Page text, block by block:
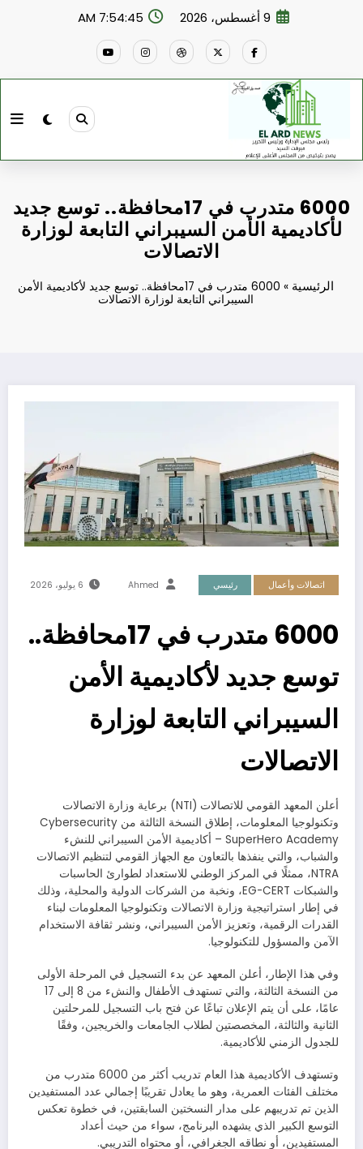
9 أغسطس، 2026 7:54:46 AM
6000 متدرب في 17محافظة.. توسع جديد
لأكاديمية الأمن السيبراني التابعة لوزارة
الاتصالات
الرئيسية »
6000 متدرب في 17محافظة.. توسع جديد لأكاديمية الأمن
السيبراني التابعة لوزارة الاتصالات
اتصالات وأعمال رئيسي Ahmed 6 يوليو، 2026
6000 متدرب في 17محافظة..
توسع جديد لأكاديمية الأمن
السيبراني التابعة لوزارة
الاتصالات
أعلن المعهد القومي للاتصالات (NTI) برعاية وزارة الاتصالات
وتكنولوجيا المعلومات، إطلاق النسخة الثالثة من Cybersecurity
SuperHero Academy – أكاديمية الأمن السيبراني للنشء
والشباب، والتي ينفذها بالتعاون مع الجهاز القومي لتنظيم الاتصالات
NTRA، ممثلًا في المركز الوطني للاستعداد لطوارئ الحاسبات
والشبكات EG-CERT، ونخبة من الشركات الدولية والمحلية، وذلك
في إطار استراتيجية وزارة الاتصالات وتكنولوجيا المعلومات لبناء
القدرات الرقمية، وتعزيز الأمن السيبراني، ونشر ثقافة الاستخدام
الآمن والمسؤول للتكنولوجيا.
وفي هذا الإطار، أعلن المعهد عن بدء التسجيل في المرحلة الأولى
من النسخة الثالثة، والتي تستهدف الأطفال والنشء من 8 إلى 17
عامًا، على أن يتم الإعلان تباعًا عن فتح باب التسجيل للمرحلتين
الثانية والثالثة، المخصصتين لطلاب الجامعات والخريجين، وفقًا
للجدول الزمني للأكاديمية.
وتستهدف الأكاديمية هذا العام تدريب أكثر من 6000 متدرب من
مختلف الفئات العمرية، وهو ما يعادل تقريبًا إجمالي عدد المستفيدين
الذين تم تدريبهم على مدار النسختين السابقتين، في خطوة تعكس
التوسع الكبير الذي يشهده البرنامج، سواء من حيث أعداد
المستفيدين، أو نطاقه الجغرافي، أو محتواه التدريبي.